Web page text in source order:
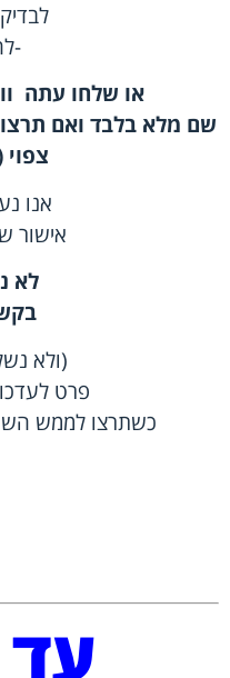
-
או שלחו עתה
שם מלא בלבד ואם תרצו
אנו נעדכן
אישור
לא ניצור
(ולא נשלח חומר
פרט
כשתרצו לממש